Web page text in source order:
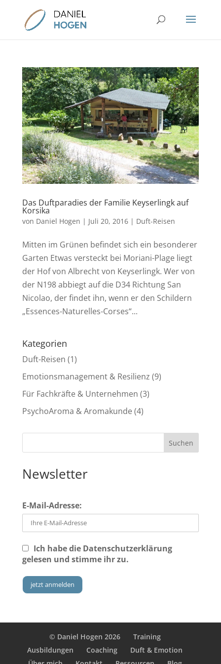
Das Duftparadies der Familie Keyserlingk auf
Korsika
von Daniel Hogen | Juli 20, 2016| Duft-Reisen
Mitten im Grünen befindet sich ein besonderer
Garten Etwas versteckt bei Moriani-Plage liegt
der Hof von Albrecht von Keyserlingk. Wer von
der N198 abbiegt auf die D34 Richtung San
Nicolao, der findet ihn, wenn er den Schildern
„Essences-Naturelles-Corses“...
Kategorien
Duft-Reisen (1)
Emotionsmanagement & Resilienz (9)
Für Fachkräfte & Unternehmen (3)
PsychoAroma & Aromakunde(4)
Newsletter
E-Mail-Adresse:
Ich habe die Datenschutzerklärung
gelesen und stimme ihr zu.
© Daniel Hogen 2026
Training
Ausbildungen
Coaching
Duft & Emotion